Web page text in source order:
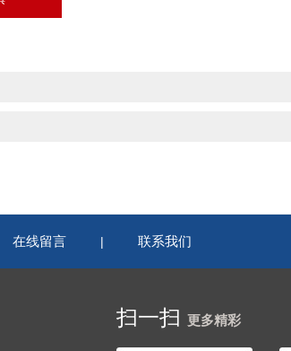
在线留言 | 联系我们
扫一扫 更多精彩